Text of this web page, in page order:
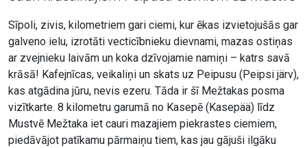
Sīpoli, zivis, kilometriem gari ciemi, kur ēkas izvietojušās gar
galveno ielu, izrotāti vecticībnieku dievnami, mazas ostiņas
ar zvejnieku laivām un koka dzīvojamie namiņi – katrs savā
krāsā! Kafejnīcas, veikaliņi un skats uz Peipusu (Peipsi järv),
kas atgādina jūru, nevis ezeru. Tāda ir šī Mežtakas posma
vizītkarte. 8 kilometru garumā no Kasepē (Kasepää) līdz
Mustvē Mežtaka iet cauri mazajiem piekrastes ciemiem,
piedāvājot patīkamu pārmaiņu tiem, kas jau gājuši ilgāku